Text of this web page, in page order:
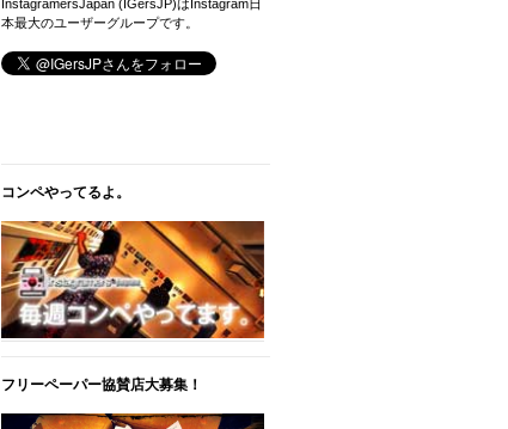
InstagramersJapan (IGersJP)はInstagram日
本最大のユーザーグループです。
コンペやってるよ。
フリーペーパー協賛店大募集！